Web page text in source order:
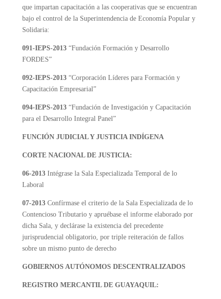
que impartan capacitación a las cooperativas que se encuentran
bajo el control de la Superintendencia de Economía Popular y
Solidaria:
091-IEPS-2013“Fundación Formación y Desarrollo
FORDES”
092-IEPS-2013“Corporación Líderes para Formación y
Capacitación Empresarial”
094-IEPS-2013“Fundación de Investigación y Capacitación
para el Desarrollo Integral Panel”
FUNCIÓN JUDICIAL Y JUSTICIA INDÍGENA
CORTE NACIONAL DE JUSTICIA:
06-2013 Intégrase la Sala Especializada Temporal de lo
Laboral
07-2013 Confírmase el criterio de la Sala Especializada de lo
Contencioso Tributario y apruébase el informe elaborado por
dicha Sala, y declárase la existencia del precedente
jurisprudencial obligatorio, por triple reiteración de fallos
sobre un mismo punto de derecho
GOBIERNOS AUTÓNOMOS DESCENTRALIZADOS
REGISTRO MERCANTIL DE GUAYAQUIL: